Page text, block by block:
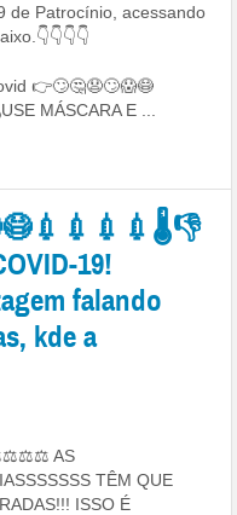
de Patrocínio, acessando
👉🙄🤔😧🙄😱😷
MÁSCARA E ...
19!
falando
kde a
AS
TÊM QUE
ISSO É